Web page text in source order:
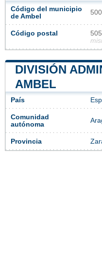
Código del municipio
de Ambel
Código postal
DIVISIÓN
AMBEL
País
Comunidad
autónoma
Provincia